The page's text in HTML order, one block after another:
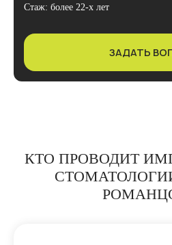
Стаж: более 22-х лет
ЗАДАТЬ
КТО ПРОВОДИТ